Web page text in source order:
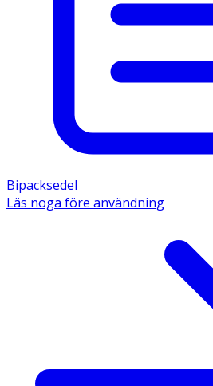
Bipacksedel
Läs noga före användning